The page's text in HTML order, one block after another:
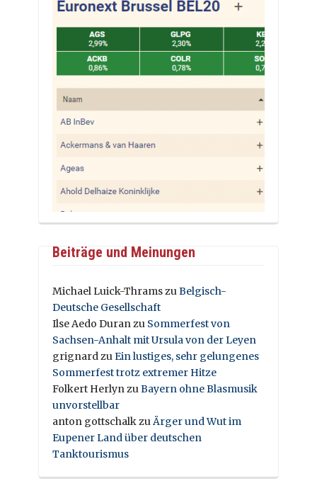
Beiträge und Meinungen
Michael Luick-ThramszuBelgisch-
Deutsche Gesellschaft
Ilse Aedo Duranzu Sommerfest von
Sachsen-Anhalt mit Ursula von der Leyen
grignardzuEin lustiges, sehr gelungenes
Sommerfest trotz extremer Hitze
Folkert HerlynzuBayern ohne Blasmusik
unvorstellbar
anton gottschalkzuÄrger und Wut im
Eupener Land über deutschen
Tanktourismus